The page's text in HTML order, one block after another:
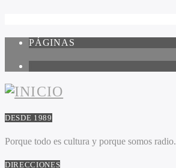
PÁGINAS
DESDE 1989
Porque todo es cultura y porque somos radio.
DIRECCIONES